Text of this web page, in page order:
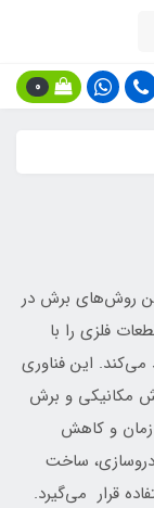
0
روش‌های برش در
فلزی را با
این فناوری
مکانیکی و برش
زمان و کاهش
ساخت
قرار می‌گیرد.